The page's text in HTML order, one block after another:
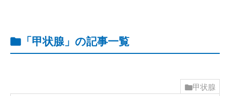
「甲状腺」の記事一覧
甲状腺